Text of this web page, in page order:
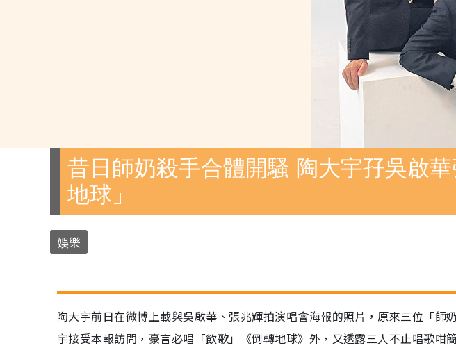
昔日師奶殺手合體開騷 陶大宇孖吳啟
地球」
娛樂
陶大宇前日在微博上載與吳啟華、張兆輝拍演唱會海報的照片，原來三位「師
宇接受本報訪問，豪言必唱「飲歌」《倒轉地球》外，又透露三人不止唱歌咁